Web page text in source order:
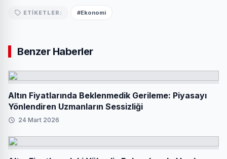
ETIKETLER: #Ekonomi
Benzer Haberler
Altın Fiyatlarında Beklenmedik Gerileme: Piyasayı
Yönlendiren Uzmanların Sessizliği
24 Mart 2026